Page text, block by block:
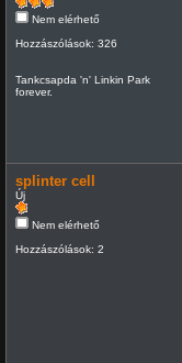
Nem elérhető
Hozzászólások: 326
Tankcsapda 'n' Linkin Park
forever.
splinter cell
Új
Nem elérhető
Hozzászólások: 2